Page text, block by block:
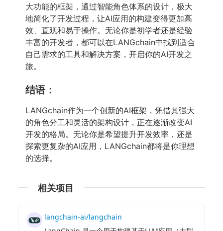
大功能的框架，通过智能角色体系的设计，极大
地简化了开发过程，让AI应用的构建变得更加高
效、直观和易于操作。无论你是初学者还是经验
丰富的开发者，都可以在LANGchain中找到适合
自己需求的工具和解决方案，开启你的AI开发之
旅。
结语：
LANGchain作为一个创新的AI框架，凭借其强大
的角色分工和灵活的架构设计，正在逐渐改变AI
开发的格局。无论你是希望提升开发效率，还是
探索更复杂的AI应用，LANGchain都将是你理想
的选择。
相关项目
langchain-ai/langchain